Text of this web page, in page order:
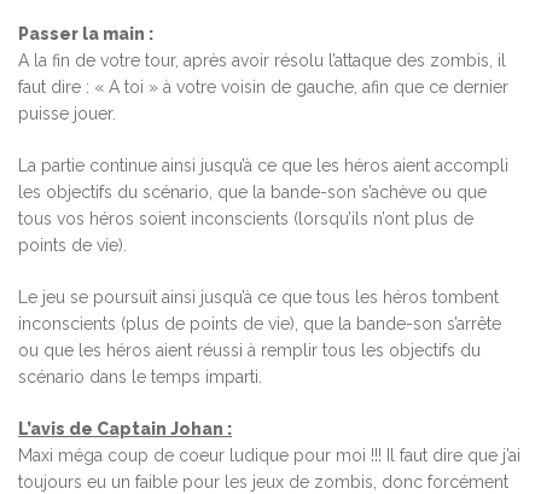
Passer la main :
A la fin de votre tour, après avoir résolu l’attaque des zombis, il
faut dire : « A toi » à votre voisin de gauche, afin que ce dernier
puisse jouer.
La partie continue ainsi jusqu’à ce que les héros aient accompli
les objectifs du scénario, que la bande-son s’achève ou que
tous vos héros soient inconscients (lorsqu’ils n’ont plus de
points de vie).
Le jeu se poursuit ainsi jusqu’à ce que tous les héros tombent
inconscients (plus de points de vie), que la bande-son s’arrête
ou que les héros aient réussi à remplir tous les objectifs du
scénario dans le temps imparti.
L’avis de Captain Johan :
Maxi méga coup de coeur ludique pour moi !!! Il faut dire que j’ai
toujours eu un faible pour les jeux de zombis, donc forcément